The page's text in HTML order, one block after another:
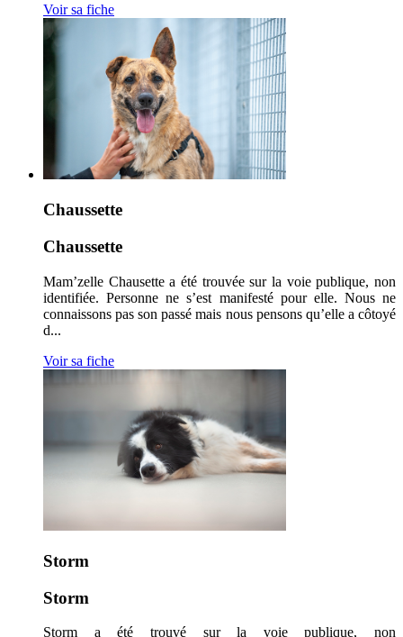
Voir sa fiche
Chaussette
Chaussette
Mam’zelle Chausette a été trouvée sur la voie publique, non
identifiée. Personne ne s’est manifesté pour elle. Nous ne
connaissons pas son passé mais nous pensons qu’elle a côtoyé
d...
Voir sa fiche
Storm
Storm
Storm a été trouvé sur la voie publique, non